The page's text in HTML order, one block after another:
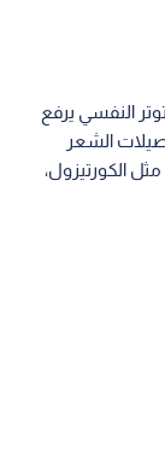
النفسي يرفع
الشعر
الكورتيزول،